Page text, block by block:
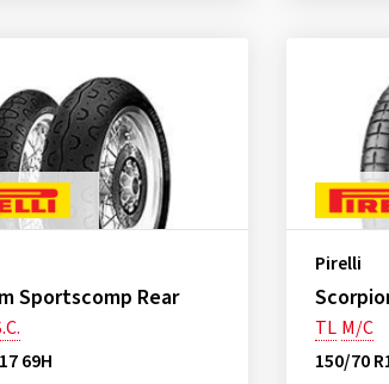
Sportscomp Rear
69H
Pirelli
TL M/C
150/70